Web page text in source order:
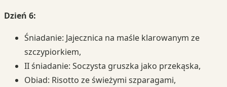
Dzień 6:
Śniadanie: Jajecznica na maśle klarowanym ze
szczypiorkiem,
II śniadanie: Soczysta gruszka jako przekąska,
Obiad: Risotto ze świeżymi szparagami,